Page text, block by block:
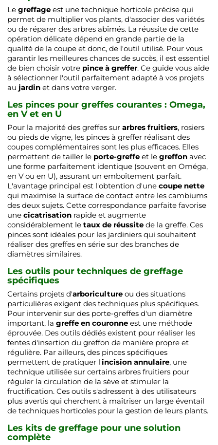
Le greffage est une technique horticole précise qui
permet de multiplier vos plants, d'associer des variétés
ou de réparer des arbres abîmés. La réussite de cette
opération délicate dépend en grande partie de la
qualité de la coupe et donc, de l'outil utilisé. Pour vous
garantir les meilleures chances de succès, il est essentiel
de bien choisir votre pince à greffer. Ce guide vous aide
à sélectionner l'outil parfaitement adapté à vos projets
au jardin et dans votre verger.
Les pinces pour greffes courantes : Omega,
en V et en U
Pour la majorité des greffes sur arbres fruitiers, rosiers
ou pieds de vigne, les pinces à greffer réalisant des
coupes complémentaires sont les plus efficaces. Elles
permettent de tailler le porte-greffe et le greffon avec
une forme parfaitement identique (souvent en Oméga,
en V ou en U), assurant un emboîtement parfait.
L'avantage principal est l'obtention d'une coupe nette
qui maximise la surface de contact entre les cambiums
des deux sujets. Cette correspondance parfaite favorise
une cicatrisation rapide et augmente
considérablement le taux de réussite de la greffe. Ces
pinces sont idéales pour les jardiniers qui souhaitent
réaliser des greffes en série sur des branches de
diamètres similaires.
Les outils pour techniques de greffage
spécifiques
Certains projets d'arboriculture ou des situations
particulières exigent des techniques plus spécifiques.
Pour intervenir sur des porte-greffes d'un diamètre
important, la greffe en couronne est une méthode
éprouvée. Des outils dédiés existent pour réaliser les
fentes d'insertion du greffon de manière propre et
régulière. Par ailleurs, des pinces spécifiques
permettent de pratiquer l'incision annulaire, une
technique utilisée sur certains arbres fruitiers pour
réguler la circulation de la sève et stimuler la
fructification. Ces outils s'adressent à des utilisateurs
plus avertis qui cherchent à maîtriser un large éventail
de techniques horticoles pour la gestion de leurs plants.
Les kits de greffage pour une solution
complète